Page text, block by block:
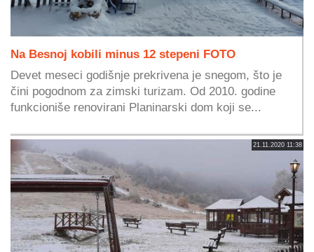
Na Besnoj kobili minus 12 stepeni FOTO
Devet meseci godišnje prekrivena je snegom, što je
čini pogodnom za zimski turizam. Od 2010. godine
funkcioniše renovirani Planinarski dom koji se...
21.11.2020 11:38